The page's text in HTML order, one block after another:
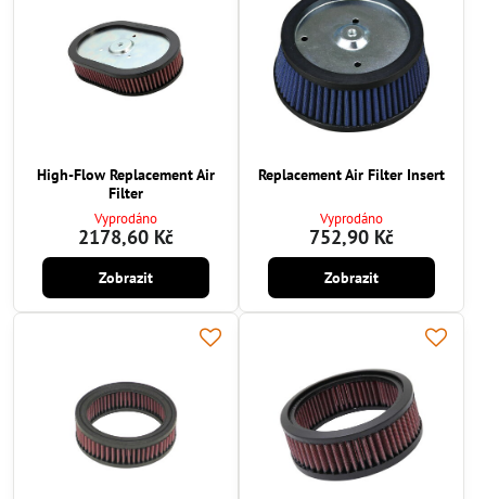
High-Flow Replacement Air
Filter
Vyprodáno
2178,60 Kč
Zobrazit
Replacement Air Filter Insert
Vyprodáno
752,90 Kč
Zobrazit